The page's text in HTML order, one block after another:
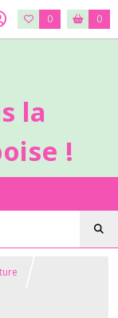
0 0
la
!